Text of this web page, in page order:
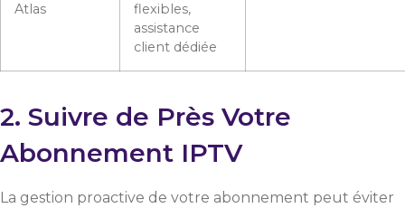
Atlas
flexibles,
assistance
client dédiée
2. Suivre de Près Votre
Abonnement IPTV
La gestion proactive de votre abonnement peut éviter